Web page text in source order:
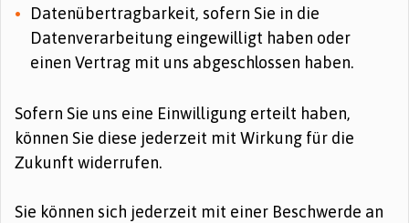
Datenübertragbarkeit, sofern Sie in die
Datenverarbeitung eingewilligt haben oder
einen Vertrag mit uns abgeschlossen haben.
Sofern Sie uns eine Einwilligung erteilt haben,
können Sie diese jederzeit mit Wirkung für die
Zukunft widerrufen.
Sie können sich jederzeit mit einer Beschwerde an